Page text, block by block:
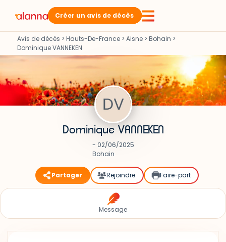
Créer un avis de décès
Avis de décès > Hauts-De-France > Aisne > Bohain >
Dominique VANNEKEN
Dominique VANNEKEN
- 02/06/2025
Bohain
Partager Rejoindre Faire-part
Message